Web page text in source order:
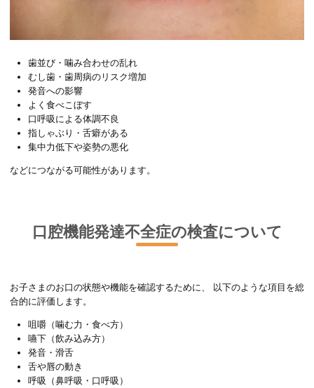
歯並び・噛み合わせの乱れ
むし歯・歯周病のリスク増加
発音への影響
よく食べこぼす
口呼吸による体調不良
指しゃぶり・舌癖がある
集中力低下や姿勢の悪化
などにつながる可能性があります。
口腔機能発達不全症の検査について
お子さまのお口の状態や機能を確認するために、 以下のような項目を総
合的に評価します。
咀嚼（噛む力・食べ方）
嚥下（飲み込み方）
発音・滑舌
舌や唇の動き
呼吸（鼻呼吸・口呼吸）